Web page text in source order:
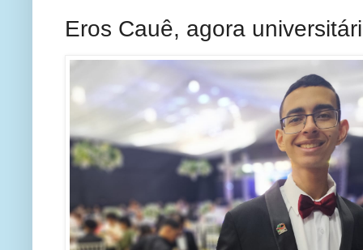
Eros Cauê, agora